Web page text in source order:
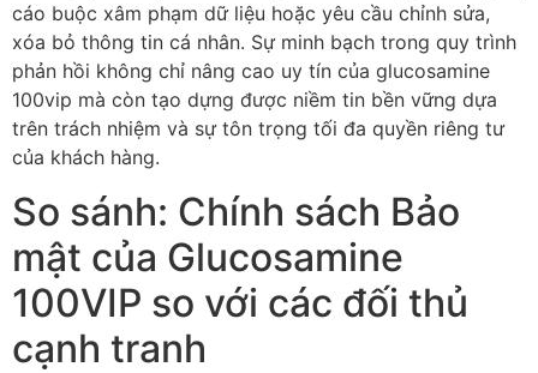
cáo buộc xâm phạm dữ liệu hoặc yêu cầu chỉnh sửa,
xóa bỏ thông tin cá nhân. Sự minh bạch trong quy trình
phản hồi không chỉ nâng cao uy tín của glucosamine
100vip mà còn tạo dựng được niềm tin bền vững dựa
trên trách nhiệm và sự tôn trọng tối đa quyền riêng tư
của khách hàng.
So sánh: Chính sách Bảo
mật của Glucosamine
100VIP so với các đối thủ
cạnh tranh